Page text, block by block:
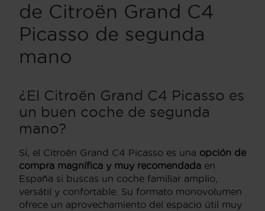
de Citroën Grand C4
Picasso de segunda
mano
¿El Citroën Grand C4 Picasso es
un buen coche de segunda
mano?
Sí, el Citroën Grand C4 Picasso es una opción de
compra magnífica y muy recomendada en
España si buscas un coche familiar amplio,
versátil y confortable. Su formato monovolumen
ofrece un aprovechamiento del espacio útil muy